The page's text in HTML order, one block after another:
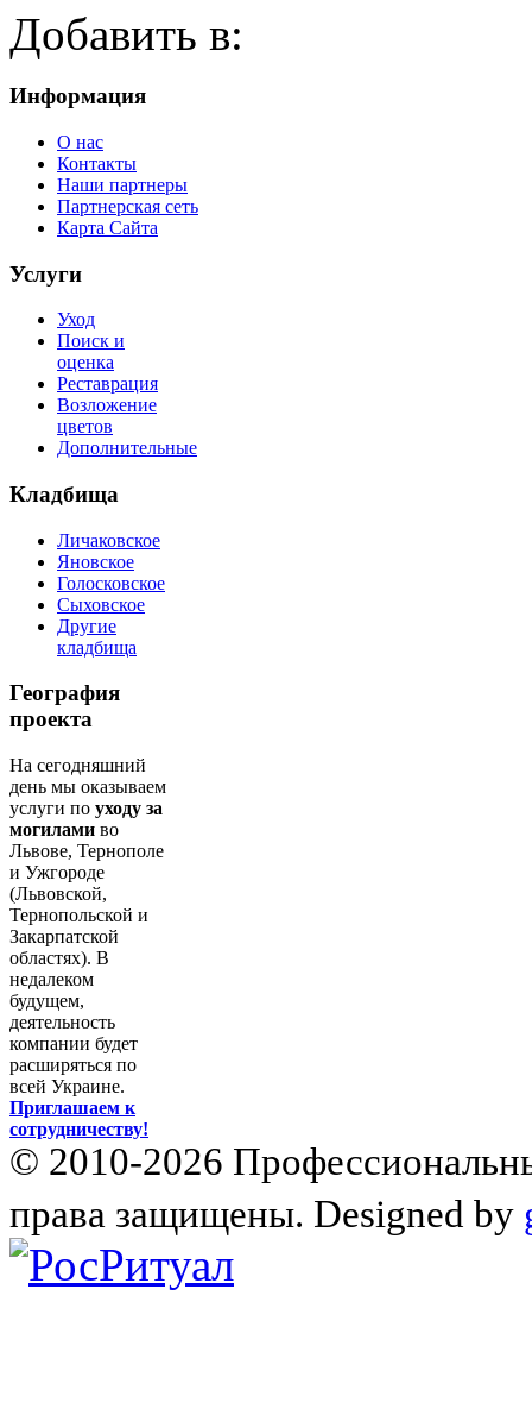
Добавить в:
Информация
О нас
Контакты
Наши партнеры
Партнерская сеть
Карта Сайта
Услуги
Уход
Поиск и
оценка
Реставрация
Возложение
цветов
Дополнительные
Кладбища
Личаковское
Яновское
Голосковское
Сыховское
Другие
кладбища
География
проекта
На сегодняшний
день мы оказываем
услуги по уходу за
могилами во
Львове, Тернополе
и Ужгороде
(Львовской,
Тернопольской и
Закарпатской
областях). В
недалеком
будущем,
деятельность
компании будет
расширяться по
всей Украине.
Приглашаем к
сотрудничеству!
© 2010-2026
права защищены. Designed by